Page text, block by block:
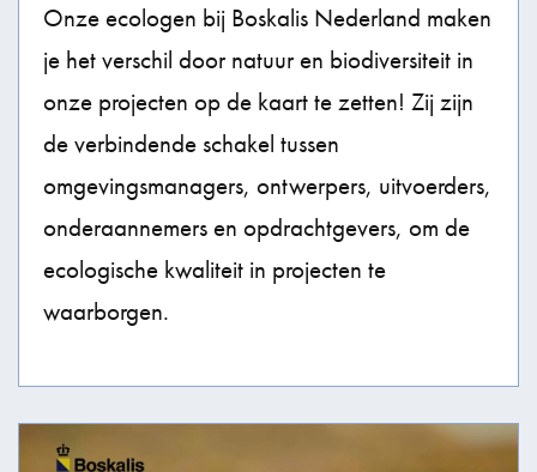
Onze ecologen bij Boskalis Nederland maken
je het verschil door natuur en biodiversiteit in
onze projecten op de kaart te zetten! Zij zijn
de verbindende schakel tussen
omgevingsmanagers, ontwerpers, uitvoerders,
onderaannemers en opdrachtgevers, om de
ecologische kwaliteit in projecten te
waarborgen.